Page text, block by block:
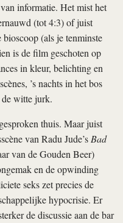
informatie. Het mist het
(tot 4:3) of juist
(als je tenminste
is de film geschoten op
in kleur, belichting en
’s nachts in het bos
witte jurk.
thuis. Maar juist
van Radu Jude’sBad
van de Gouden Beer)
en de opwinding
seks zet precies de
hypocrisie. Er
de discussie aan de bar